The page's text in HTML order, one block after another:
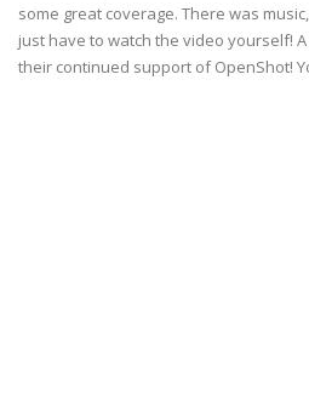
some great coverage. There was
just have to watch the video yourself!
their continued support of OpenShot!